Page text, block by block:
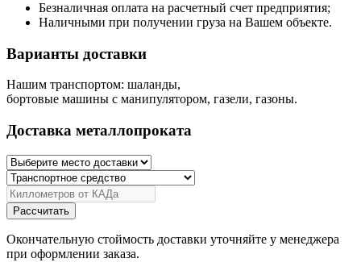
Безналичная оплата на расчетный счет предприятия;
Наличными при получении груза на Вашем объекте.
Варианты доставки
Нашим транспортом: шаланды,
бортовые машины с манипулятором, газели, газоны.
Доставка металлопроката
Рассчитать
Окончательную стоймость доставки уточняйте у менеджера
при оформлении заказа.